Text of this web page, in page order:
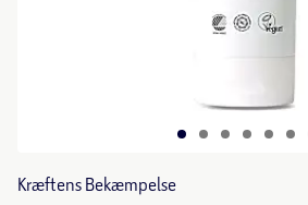
Kræftens Bekæmpelse